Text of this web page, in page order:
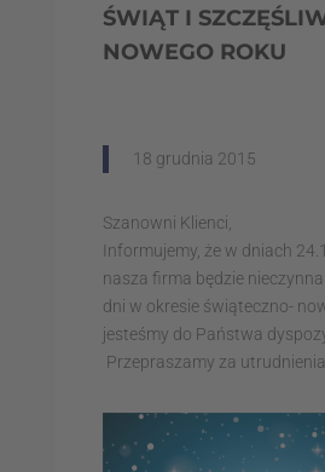
ŚWIĄT I
NOWEGO ROKU
18 grudnia 2015
Szanowni Klienci,
Informujemy, że w dniach
nasza firma będzie
dni w okresie świąteczno-
jesteśmy do Państwa
Przepraszamy za